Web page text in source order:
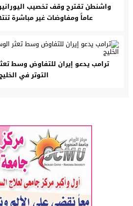
عاماً ومفاوضات غير مباشرة
ترامب يدعو إيران للتفاوض وسط
التوتر في